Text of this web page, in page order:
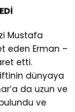
Mustafa
eden Erman –
etti.
dünyaya
da uzun ve
ve